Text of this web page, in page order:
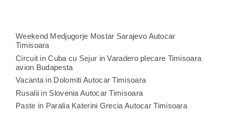
Weekend Medjugorje Mostar Sarajevo Autocar
Timisoara
Circuit in Cuba cu Sejur in Varadero plecare Timisoara
avion Budapesta
Vacanta in Dolomiti Autocar Timisoara
Rusalii in Slovenia Autocar Timisoara
Paste in Paralia Katerini Grecia Autocar Timisoara